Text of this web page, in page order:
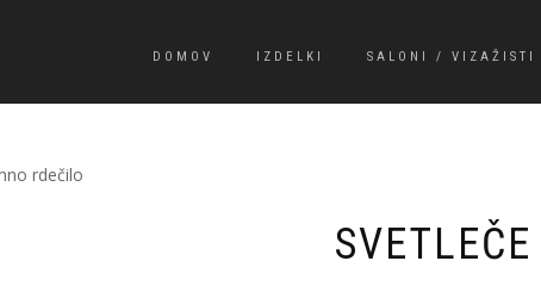
DOMOV IZDELKI SALONI / VIZAŽISTI
rdečilo